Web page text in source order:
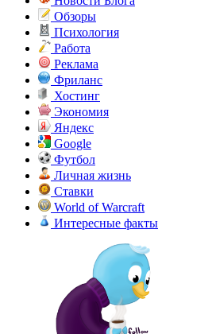
Обзоры
Психология
Работа
Реклама
Фриланс
Хостинг
Экономия
Яндекс
Google
Футбол
Личная жизнь
Ставки
World of Warcraft
Интересные факты